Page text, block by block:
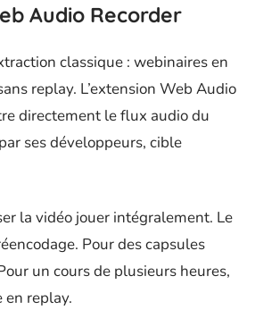
Audio Recorder
classique : webinaires en
replay. L’extension Web Audio
directement le flux audio du
ses développeurs, cible
la vidéo jouer intégralement. Le
Pour des capsules
un cours de plusieurs heures,
replay.